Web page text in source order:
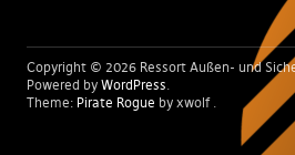
Copyright © 2026 Ressort Außen- und
Powered by WordPress
Theme: Pirate Rogue by xwolf